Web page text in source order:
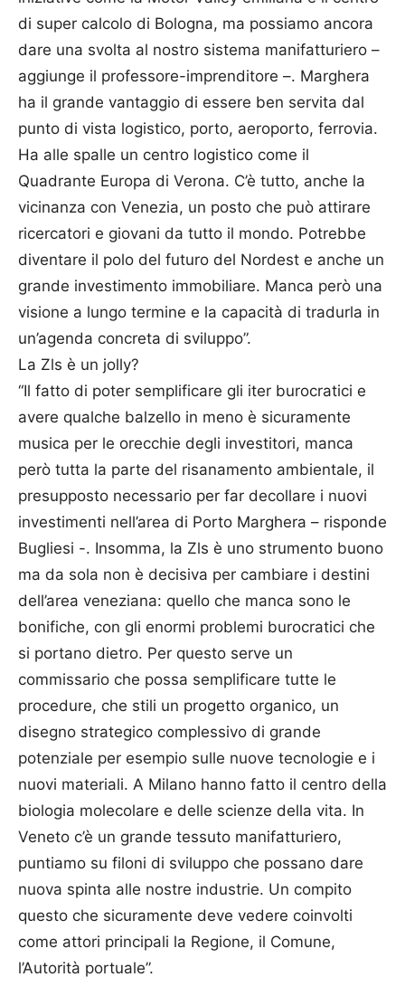
di super calcolo di Bologna, ma possiamo ancora
dare una svolta al nostro sistema manifatturiero –
aggiunge il professore-imprenditore –. Marghera
ha il grande vantaggio di essere ben servita dal
punto di vista logistico, porto, aeroporto, ferrovia.
Ha alle spalle un centro logistico come il
Quadrante Europa di Verona. C’è tutto, anche la
vicinanza con Venezia, un posto che può attirare
ricercatori e giovani da tutto il mondo. Potrebbe
diventare il polo del futuro del Nordest e anche un
grande investimento immobiliare. Manca però una
visione a lungo termine e la capacità di tradurla in
un’agenda concreta di sviluppo”.
La Zls è un jolly?
“Il fatto di poter semplificare gli iter burocratici e
avere qualche balzello in meno è sicuramente
musica per le orecchie degli investitori, manca
però tutta la parte del risanamento ambientale, il
presupposto necessario per far decollare i nuovi
investimenti nell’area di Porto Marghera – risponde
Bugliesi -. Insomma, la Zls è uno strumento buono
ma da sola non è decisiva per cambiare i destini
dell’area veneziana: quello che manca sono le
bonifiche, con gli enormi problemi burocratici che
si portano dietro. Per questo serve un
commissario che possa semplificare tutte le
procedure, che stili un progetto organico, un
disegno strategico complessivo di grande
potenziale per esempio sulle nuove tecnologie e i
nuovi materiali. A Milano hanno fatto il centro della
biologia molecolare e delle scienze della vita. In
Veneto c’è un grande tessuto manifatturiero,
puntiamo su filoni di sviluppo che possano dare
nuova spinta alle nostre industrie. Un compito
questo che sicuramente deve vedere coinvolti
come attori principali la Regione, il Comune,
l’Autorità portuale”.